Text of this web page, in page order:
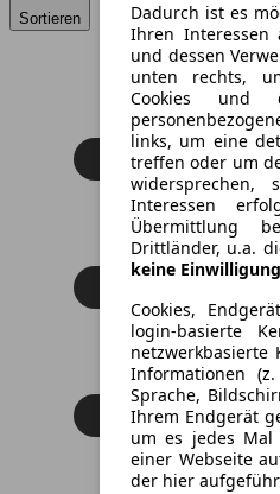
Dadurch ist es
Ihren Interessen
und dessen
unten rechts,
Cookies und
links, um eine
treffen oder um
widersprechen,
Interessen
Übermittlung
Drittländer, u.a.
keine Einwilligung
Cookies,
login-basierte
netzwerkbasierte
Informationen
Sprache,
Ihrem Endgerät
um es jedes Mal
einer Webseite
der hier
Sortieren